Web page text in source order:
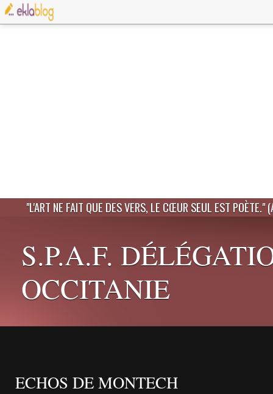
"L'ART NE FAIT QUE DES VERS, LE CŒUR SEUL EST POÈTE."
S.P.A.F.
OCCITANIE
ECHOS DE MONTECH